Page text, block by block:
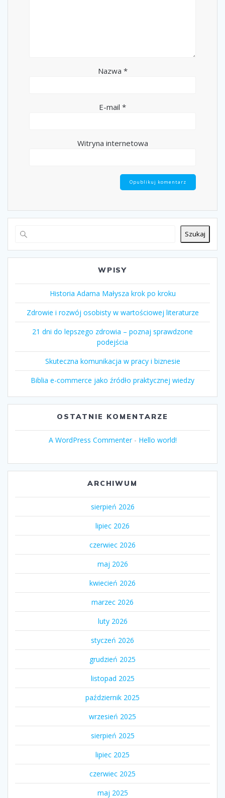
Nazwa *
E-mail *
Witryna internetowa
Szukaj
WPISY
Historia Adama Małysza krok po kroku
Zdrowie i rozwój osobisty w wartościowej literaturze
21 dni do lepszego zdrowia – poznaj sprawdzone
podejścia
Skuteczna komunikacja w pracy i biznesie
Biblia e-commerce jako źródło praktycznej wiedzy
OSTATNIE KOMENTARZE
A WordPress Commenter- Hello world!
ARCHIWUM
sierpień 2026
lipiec 2026
czerwiec 2026
maj 2026
kwiecień 2026
marzec 2026
luty 2026
styczeń 2026
grudzień 2025
listopad 2025
październik 2025
wrzesień 2025
sierpień 2025
lipiec 2025
czerwiec 2025
maj 2025